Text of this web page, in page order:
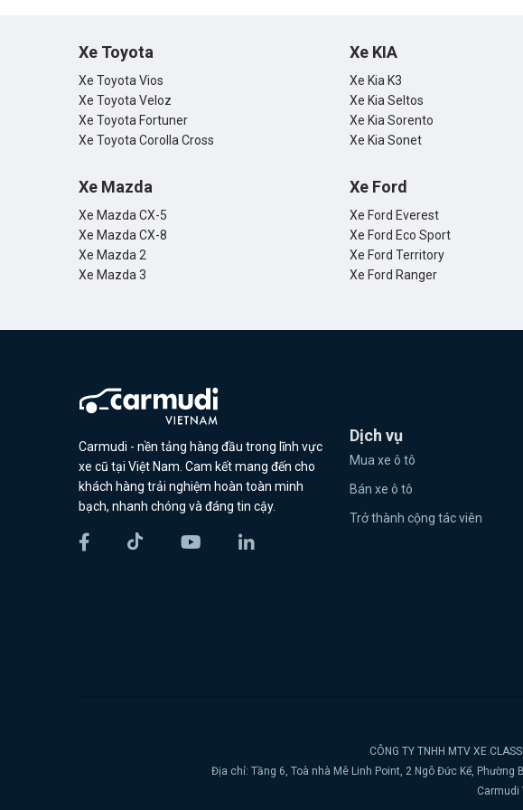
Xe Toyota
Xe Toyota Vios
Xe Toyota Veloz
Xe Toyota Fortuner
Xe Toyota Corolla Cross
Xe KIA
Xe Kia K3
Xe Kia Seltos
Xe Kia Sorento
Xe Kia Sonet
Xe Mazda
Xe Mazda CX-5
Xe Mazda CX-8
Xe Mazda 2
Xe Mazda 3
Xe Ford
Xe Ford Everest
Xe Ford Eco Sport
Xe Ford Territory
Xe Ford Ranger
Carmudi - nền tảng hàng đầu trong lĩnh vực
xe cũ tại Việt Nam. Cam kết mang đến cho
khách hàng trải nghiệm hoàn toàn minh
bạch, nhanh chóng và đáng tin cậy.
Dịch vụ
Mua xe ô tô
Bán xe ô tô
Trở thành cộng tác viên
CÔNG TY TNHH MTV XE
Địa chỉ: Tầng 6, Toà nhà Mê Linh Point, 2 Ngô Đức Kế,